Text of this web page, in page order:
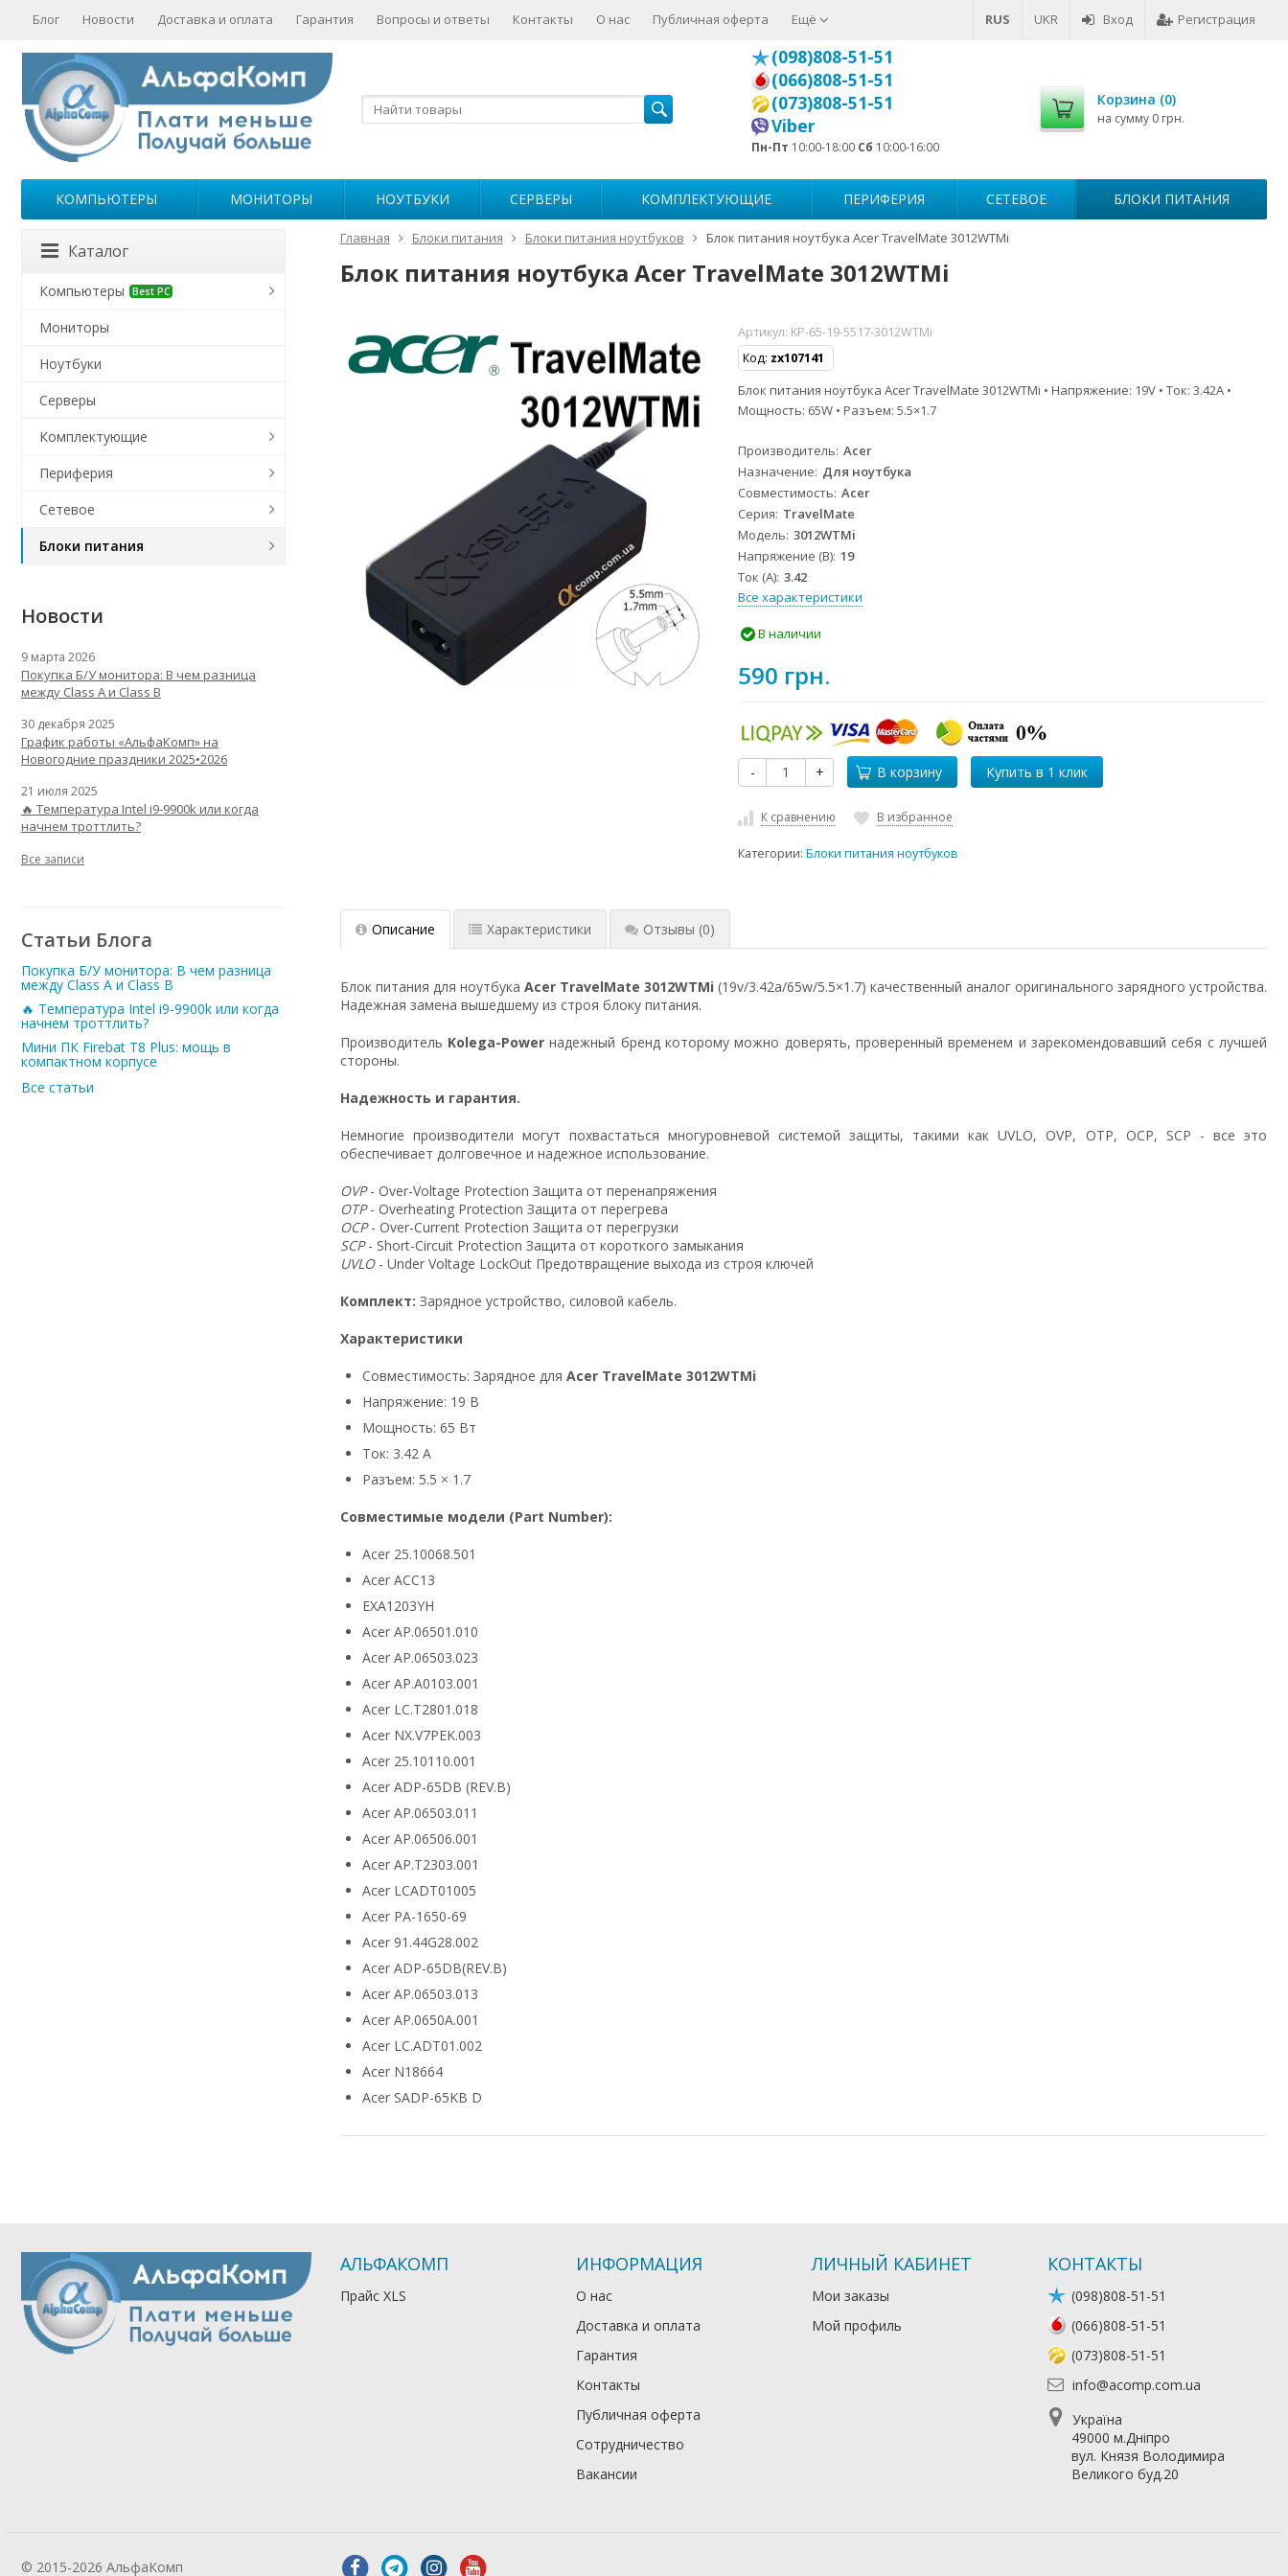
RUS UKR Вход Регистрация
Блог Новости Доставка и оплата Гарантия Вопросы и ответы Контакты О нас Публичная оферта Ещё
(098)808-51-51
(066)808-51-51
(073)808-51-51
Viber
Пн-Пт 10:00-18:00 Сб 10:00-16:00
Корзина (0)
на сумму 0 грн.
КОМПЬЮТЕРЫ МОНИТОРЫ НОУТБУКИ СЕРВЕРЫ КОМПЛЕКТУЮЩИЕ ПЕРИФЕРИЯ СЕТЕВОЕ БЛОКИ ПИТАНИЯ
Главная Блоки питания Блоки питания ноутбуков Блок питания ноутбука Acer TravelMate 3012WTMi
Блок питания ноутбука Acer TravelMate 3012WTMi
Артикул: KP-65-19-5517-3012WTMi
Код: zx107141
Блок питания ноутбука Acer TravelMate 3012WTMi • Напряжение: 19V • Ток: 3.42A •
Мощность: 65W • Разъем: 5.5×1.7
Производитель Acer
Назначение Для ноутбука
Совместимость Acer
Серия TravelMate
Модель 3012WTMi
Напряжение (В) 19
Ток (А) 3.42
Все характеристики
В наличии
590 грн.
- + В корзину
К сравнению В избранное
Категории:Блоки питания ноутбуков
Описание Характеристики Отзывы (0)
Блок питания для ноутбука Acer TravelMate 3012WTMi (19v/3.42a/65w/5.5×1.7) качественный аналог оригинального зарядного устройства.
Надежная замена вышедшему из строя блоку питания.
Производитель Kolega-Powerнадежный бренд которому можно доверять, проверенный временем и зарекомендовавший себя с лучшей
стороны.
Надежность и гарантия.
Немногие производители могут похвастаться многуровневой системой защиты, такими как UVLO, OVP, OTP, OCP, SCP - все это
обеспечивает долговечное и надежное использование.
OVP- Over-Voltage Protection Защита от перенапряжения
OTP- Overheating Protection Защита от перегрева
OCP- Over-Current Protection Защита от перегрузки
SCP- Short-Circuit Protection Защита от короткого замыкания
UVLO- Under Voltage LockOut Предотвращение выхода из строя ключей
Комплект: Зарядное устройство, силовой кабель.
Характеристики
Совместимость: Зарядное для Acer TravelMate 3012WTMi
Напряжение: 19 В
Мощность: 65 Вт
Ток: 3.42 А
Разъем: 5.5 × 1.7
Совместимые модели (Part Number):
Acer 25.10068.501
Acer ACC13
EXA1203YH
Acer AP.06501.010
Acer AP.06503.023
Acer AP.A0103.001
Acer LC.T2801.018
Acer NX.V7PEK.003
Acer 25.10110.001
Acer ADP-65DB (REV.B)
Acer AP.06503.011
Acer AP.06506.001
Acer AP.T2303.001
Acer LCADT01005
Acer PA-1650-69
Acer 91.44G28.002
Acer ADP-65DB(REV.B)
Acer AP.06503.013
Acer AP.0650A.001
Acer LC.ADT01.002
Acer N18664
Acer SADP-65KB D
Каталог
Компьютеры Best PC
Мониторы
Ноутбуки
Серверы
Комплектующие
Периферия
Сетевое
Блоки питания
Новости
9 марта 2026
Покупка Б/У монитора: В чем разница
между Class A и Class B
30 декабря 2025
График работы «АльфаКомп» на
Новогодние праздники 2025•2026
21 июля 2025
🔥 Температура Intel i9-9900k или когда
начнем троттлить?
Все записи
Статьи Блога
Покупка Б/У монитора: В чем разница
между Class A и Class B
🔥 Температура Intel i9-9900k или когда
начнем троттлить?
Мини ПК Firebat T8 Plus: мощь в
компактном корпусе
Все статьи
АЛЬФАКОМП
Прайс XLS
ИНФОРМАЦИЯ
О нас
Доставка и оплата
Гарантия
Контакты
Публичная оферта
Сотрудничество
Вакансии
ЛИЧНЫЙ КАБИНЕТ
Мои заказы
Мой профиль
КОНТАКТЫ
(098)808-51-51
(066)808-51-51
(073)808-51-51
info@acomp.com.ua
Україна
49000 м.Дніпро
вул. Князя Володимира
Великого буд.20
© 2015-2026 АльфаКомп